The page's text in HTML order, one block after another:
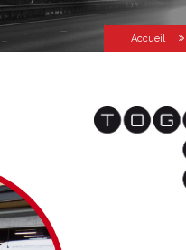
Accueil